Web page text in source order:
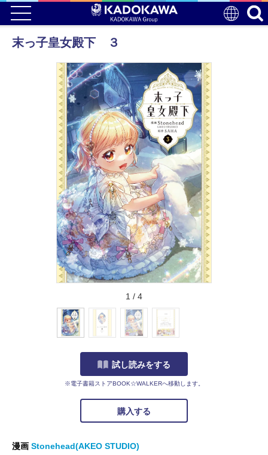
末っ子皇女殿下 ３
1 / 4
試し読みをする
※電子書籍ストアBOOK☆WALKERへ移動します。
購入する
漫画 Stonehead(AKEO STUDIO)